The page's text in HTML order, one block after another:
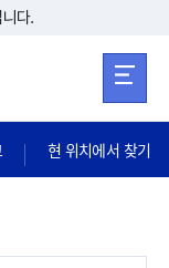
다.
현 위치에서 찾기